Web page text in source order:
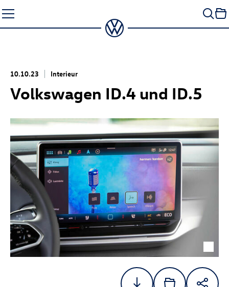
Seiteninhalt
springen
10.10.23 Interieur
Volkswagen ID.4 und ID.5